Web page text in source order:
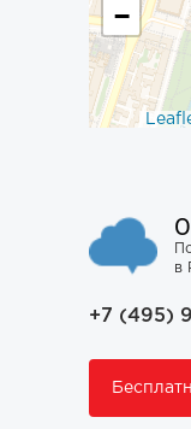
−
в
+7 (495)